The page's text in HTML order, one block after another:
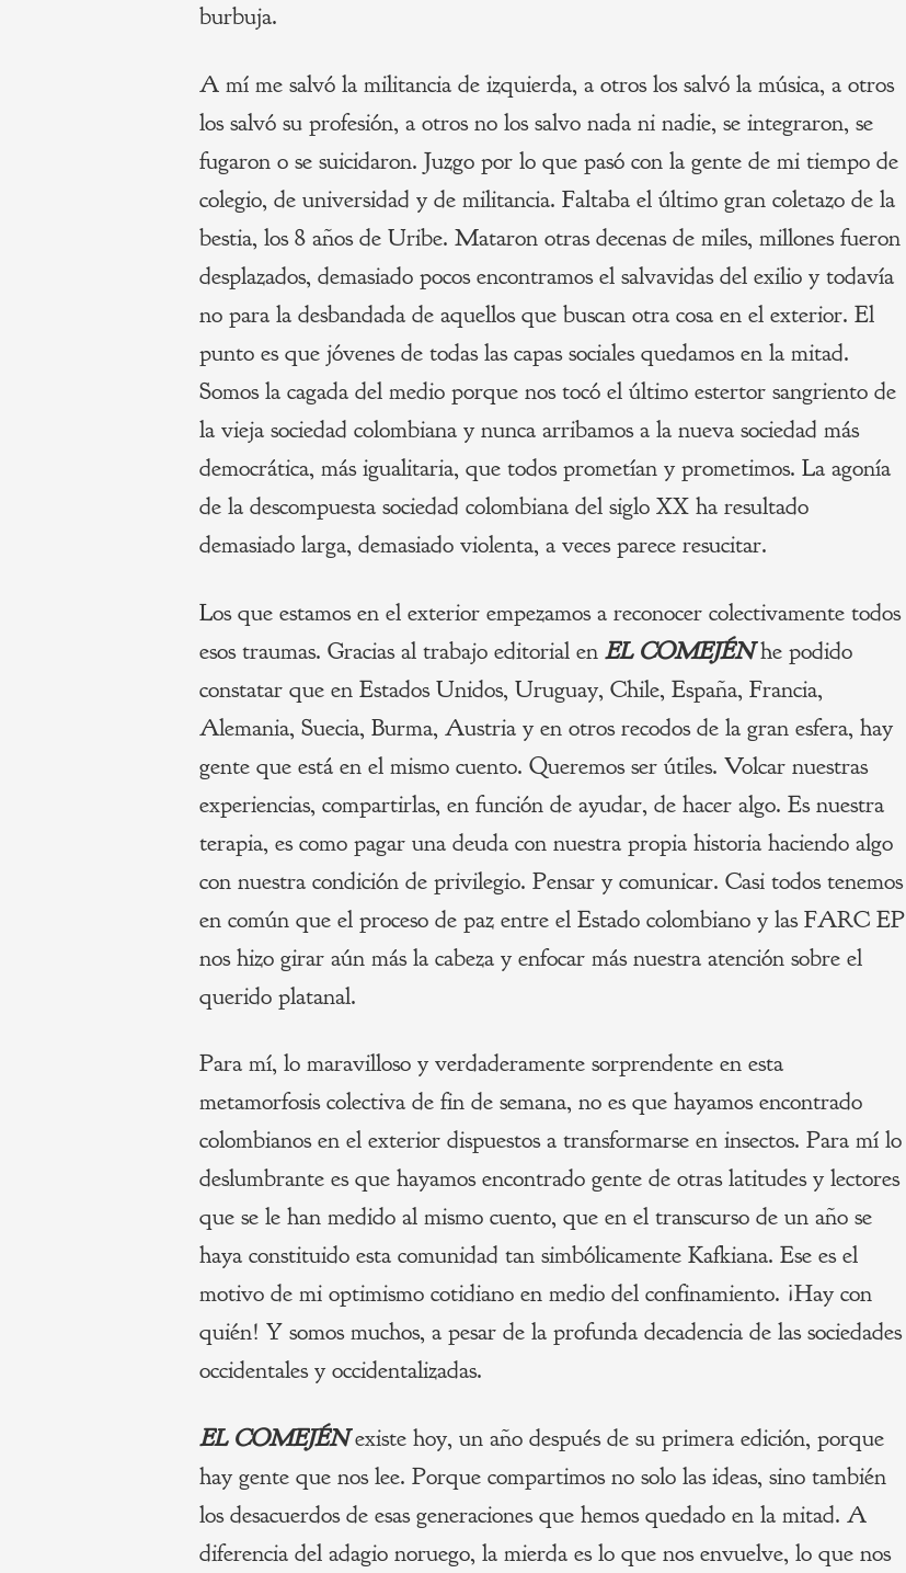
burbuja.
A mí me salvó la militancia de izquierda, a otros los salvó la música, a otros
los salvó su profesión, a otros no los salvo nada ni nadie, se integraron, se
fugaron o se suicidaron. Juzgo por lo que pasó con la gente de mi tiempo de
colegio, de universidad y de militancia. Faltaba el último gran coletazo de la
bestia, los 8 años de Uribe. Mataron otras decenas de miles, millones fueron
desplazados, demasiado pocos encontramos el salvavidas del exilio y todavía
no para la desbandada de aquellos que buscan otra cosa en el exterior. El
punto es que jóvenes de todas las capas sociales quedamos en la mitad.
Somos la cagada del medio porque nos tocó el último estertor sangriento de
la vieja sociedad colombiana y nunca arribamos a la nueva sociedad más
democrática, más igualitaria, que todos prometían y prometimos. La agonía
de la descompuesta sociedad colombiana del siglo XX ha resultado
demasiado larga, demasiado violenta, a veces parece resucitar.
Los que estamos en el exterior empezamos a reconocer colectivamente todos
esos traumas. Gracias al trabajo editorial en EL COMEJÉNhe podido
constatar que en Estados Unidos, Uruguay, Chile, España, Francia,
Alemania, Suecia, Burma, Austria y en otros recodos de la gran esfera, hay
gente que está en el mismo cuento. Queremos ser útiles. Volcar nuestras
experiencias, compartirlas, en función de ayudar, de hacer algo. Es nuestra
terapia, es como pagar una deuda con nuestra propia historia haciendo algo
con nuestra condición de privilegio. Pensar y comunicar. Casi todos tenemos
en común que el proceso de paz entre el Estado colombiano y las FARC EP
nos hizo girar aún más la cabeza y enfocar más nuestra atención sobre el
querido platanal.
Para mí, lo maravilloso y verdaderamente sorprendente en esta
metamorfosis colectiva de fin de semana, no es que hayamos encontrado
colombianos en el exterior dispuestos a transformarse en insectos. Para mí lo
deslumbrante es que hayamos encontrado gente de otras latitudes y lectores
que se le han medido al mismo cuento, que en el transcurso de un año se
haya constituido esta comunidad tan simbólicamente Kafkiana. Ese es el
motivo de mi optimismo cotidiano en medio del confinamiento. ¡Hay con
quién! Y somos muchos, a pesar de la profunda decadencia de las sociedades
occidentales y occidentalizadas.
EL COMEJÉNexiste hoy, un año después de su primera edición, porque
hay gente que nos lee. Porque compartimos no solo las ideas, sino también
los desacuerdos de esas generaciones que hemos quedado en la mitad. A
diferencia del adagio noruego, la mierda es lo que nos envuelve, lo que nos